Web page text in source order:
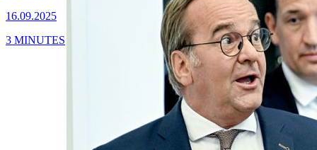
16.09.2025
3 MINUTES